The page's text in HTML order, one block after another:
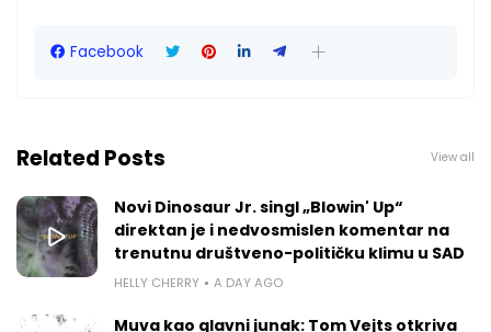
Facebook
Related Posts View all
Novi Dinosaur Jr. singl „Blowin' Up“
direktan je i nedvosmislen komentar na
trenutnu društveno-političku klimu u SAD
HELLY CHERRY A DAY AGO
Muva kao glavni junak: Tom Vejts otkriva